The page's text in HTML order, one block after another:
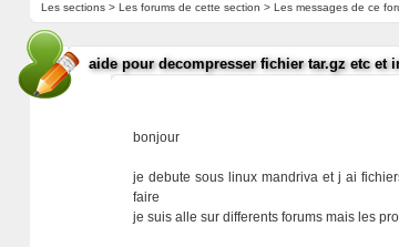
Les sections> Les forums de cette section > Les messages de ce
aide pour decompresser fichier tar.gz etc et
bonjour
je debute sous linux mandriva et j ai
faire
je suis alle sur differents forums mais les